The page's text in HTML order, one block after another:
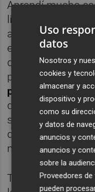
Aprendí mucho
lingüistas del
argumentos de la
eran compañeras
debates sobre el
para nota que la
pública,
que tiene
social". Hasta
que "gozar" era
mujer".
Todavía en 2017
Uso
datos
Nosotros y
cookies y
almacenar y
dispositivo y
como su
y datos de
anuncios y
anuncios y
sobre la
Proveedores
pueden